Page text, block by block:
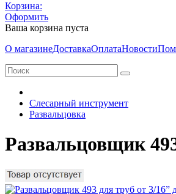
Корзина:
Оформить
Ваша корзина пуста
О магазинеДоставкаОплатаНовости
Слесарный инструмент
Развальцовка
Развальцовщик